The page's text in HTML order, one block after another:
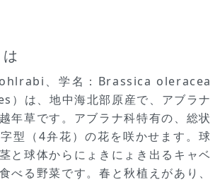
、学名：Brassica oleracea
は、地中海北部原産で、アブラナ
年草です。アブラナ科特有の、総状
型（4弁花）の花を咲かせます。球
と球体からにょきにょき出るキャベ
べる野菜です。春と秋植えがあり、